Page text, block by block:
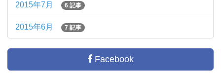
2015年7月 6 記事
2015年6月 7 記事
Facebook